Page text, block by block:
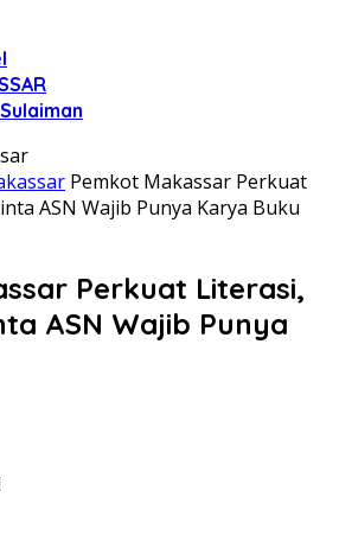
Pemkot Makassar Perkuat
ASN Wajib Punya Karya Buku
Perkuat Literasi,
ASN Wajib Punya